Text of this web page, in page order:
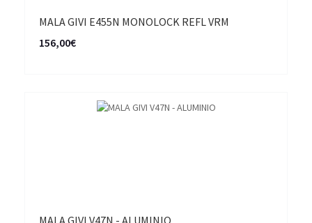
MALA GIVI E455N MONOLOCK REFL VRM
156,00€
MALA GIVI V47N - ALUMINIO